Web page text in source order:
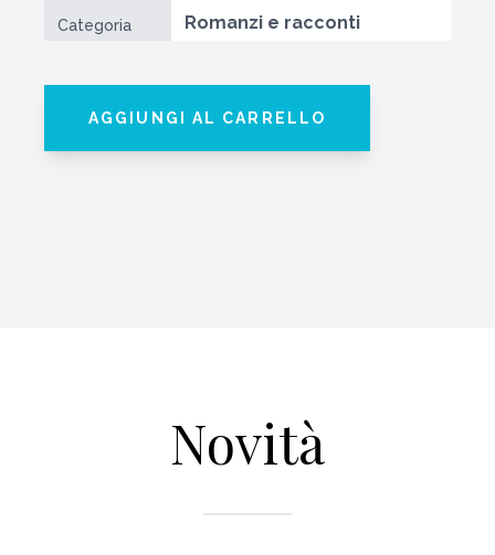
Categoria Romanzi e racconti
AGGIUNGI AL CARRELLO
Novità